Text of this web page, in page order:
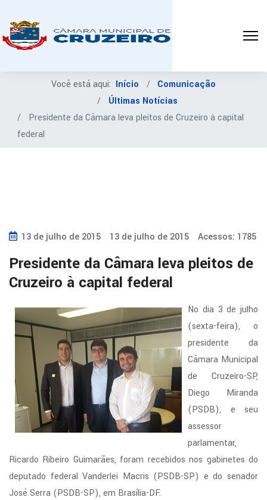
Você está aqui: Início
Comunicação
Últimas Notícias
Presidente da Câmara leva pleitos de Cruzeiro à capital
federal
13 de julho de 2015 13 de julho de 2015 Acessos: 1785
Presidente da Câmara leva pleitos de
Cruzeiro à capital federal
No dia 3 de julho
(sexta-feira), o
presidente da
Câmara Municipal
de Cruzeiro-SP,
Diego Miranda
(PSDB), e seu
assessor
parlamentar,
Ricardo Ribeiro Guimarães, foram recebidos nos gabinetes do
deputado federal Vanderlei Macris (PSDB-SP) e do senador
José Serra (PSDB-SP), em Brasília-DF.